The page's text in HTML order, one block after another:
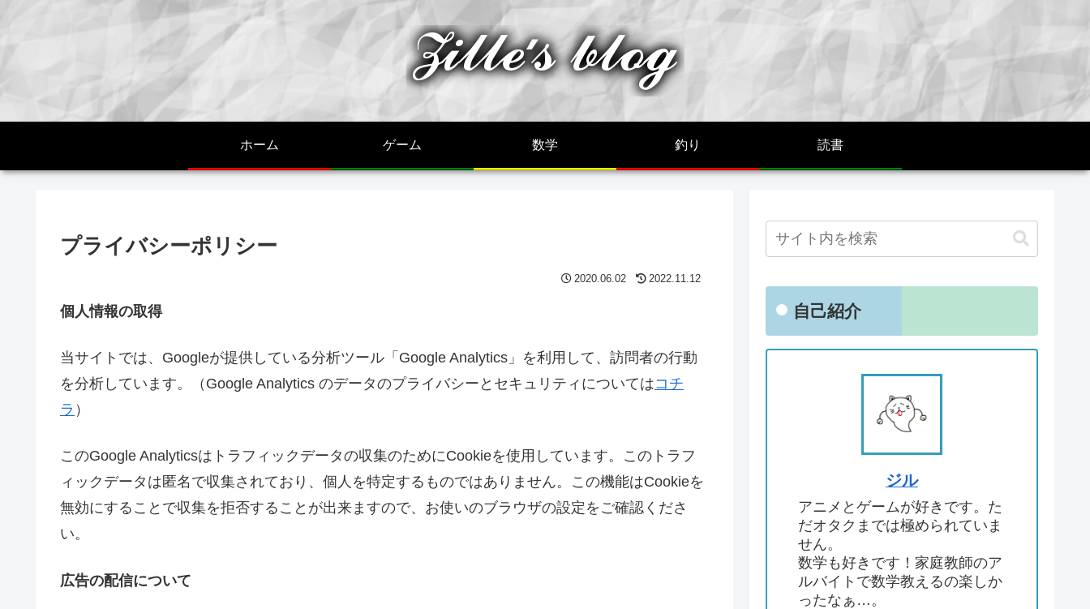
ホーム ゲーム 数学 釣り 読書
プライバシーポリシー
2020.06.02 2022.11.12
個人情報の取得
当サイトでは、Googleが提供している分析ツール「Google Analytics」を利用して、訪問者の行動
を分析しています。（Google Analytics のデータのプライバシーとセキュリティについてはコチ
ラ ）
このGoogle Analyticsはトラフィックデータの収集のためにCookieを使用しています。このトラフ
ィックデータは匿名で収集されており、個人を特定するものではありません。この機能はCookieを
無効にすることで収集を拒否することが出来ますので、お使いのブラウザの設定をご確認くださ
い。
広告の配信について
自己紹介
ジル
アニメとゲームが好きです。た
だオタクまでは極められていま
せん。
数学も好きです！家庭教師のア
ルバイトで数学教えるの楽しか
ったなぁ…。